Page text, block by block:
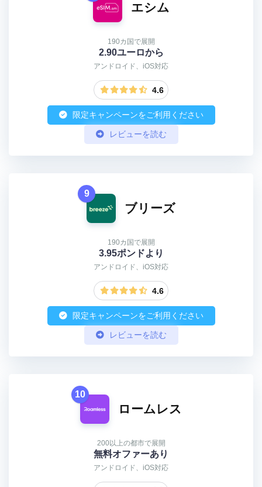
エシム
190カ国で展開
2.90ユーロから
アンドロイド、iOS対応
4.6
限定キャンペーンをご利用ください
レビューを読む
9
ブリーズ
190カ国で展開
3.95ポンドより
アンドロイド、iOS対応
4.6
限定キャンペーンをご利用ください
レビューを読む
10
ロームレス
200以上の都市で展開
無料オファーあり
アンドロイド、iOS対応